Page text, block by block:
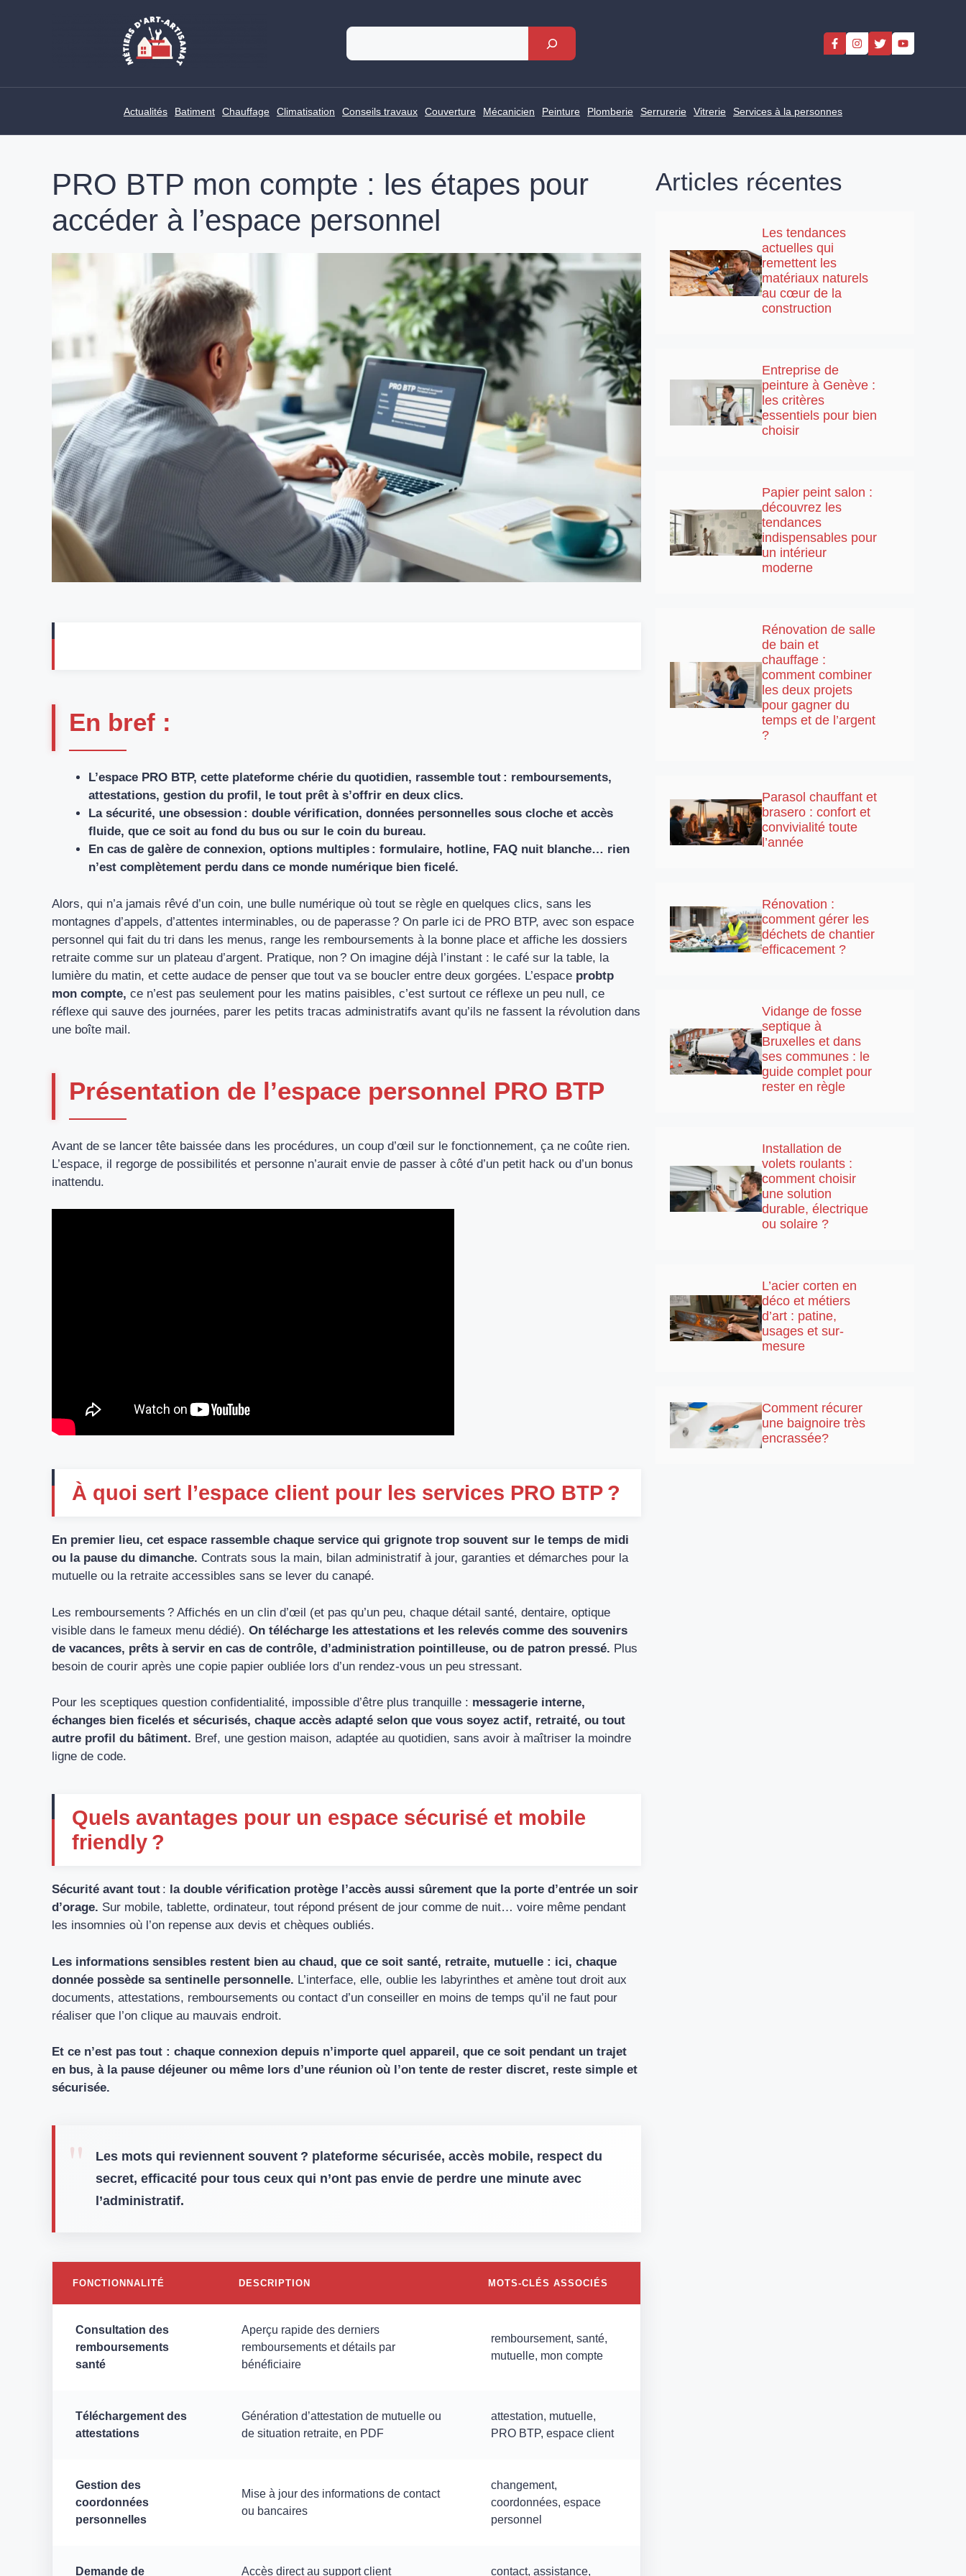
Rechercher
Actualités Batiment Chauffage Climatisation Conseils travaux Couverture Mécanicien Peinture Plomberie Serrurerie Vitrerie Services à la personnes
PRO BTP mon compte : les étapes pour
accéder à l’espace personnel
En bref :
L’espace PRO BTP, cette plateforme chérie du quotidien, rassemble tout : remboursements,
attestations, gestion du profil, le tout prêt à s’offrir en deux clics.
La sécurité, une obsession : double vérification, données personnelles sous cloche et accès
fluide, que ce soit au fond du bus ou sur le coin du bureau.
En cas de galère de connexion, options multiples : formulaire, hotline, FAQ nuit blanche… rien
n’est complètement perdu dans ce monde numérique bien ficelé.
Alors, qui n’a jamais rêvé d’un coin, une bulle numérique où tout se règle en quelques clics, sans les
montagnes d’appels, d’attentes interminables, ou de paperasse ? On parle ici de PRO BTP, avec son espace
personnel qui fait du tri dans les menus, range les remboursements à la bonne place et affiche les dossiers
retraite comme sur un plateau d’argent. Pratique, non ? On imagine déjà l’instant : le café sur la table, la
lumière du matin, et cette audace de penser que tout va se boucler entre deux gorgées. L’espace probtp
mon compte, ce n’est pas seulement pour les matins paisibles, c’est surtout ce réflexe un peu null, ce
réflexe qui sauve des journées, parer les petits tracas administratifs avant qu’ils ne fassent la révolution dans
une boîte mail.
Présentation de l’espace personnel PRO BTP
Avant de se lancer tête baissée dans les procédures, un coup d’œil sur le fonctionnement, ça ne coûte rien.
L’espace, il regorge de possibilités et personne n’aurait envie de passer à côté d’un petit hack ou d’un bonus
inattendu.
À quoi sert l’espace client pour les services PRO BTP ?
En premier lieu, cet espace rassemble chaque service qui grignote trop souvent sur le temps de midi
ou la pause du dimanche. Contrats sous la main, bilan administratif à jour, garanties et démarches pour la
mutuelle ou la retraite accessibles sans se lever du canapé.
Les remboursements ? Affichés en un clin d’œil (et pas qu’un peu, chaque détail santé, dentaire, optique
visible dans le fameux menu dédié). On télécharge les attestations et les relevés comme des souvenirs
de vacances, prêts à servir en cas de contrôle, d’administration pointilleuse, ou de patron pressé. Plus
besoin de courir après une copie papier oubliée lors d’un rendez-vous un peu stressant.
Pour les sceptiques question confidentialité, impossible d’être plus tranquille : messagerie interne,
échanges bien ficelés et sécurisés, chaque accès adapté selon que vous soyez actif, retraité, ou tout
autre profil du bâtiment. Bref, une gestion maison, adaptée au quotidien, sans avoir à maîtriser la moindre
ligne de code.
Quels avantages pour un espace sécurisé et mobile
friendly ?
Sécurité avant tout : la double vérification protège l’accès aussi sûrement que la porte d’entrée un soir
d’orage. Sur mobile, tablette, ordinateur, tout répond présent de jour comme de nuit… voire même pendant
les insomnies où l’on repense aux devis et chèques oubliés.
Les informations sensibles restent bien au chaud, que ce soit santé, retraite, mutuelle : ici, chaque
donnée possède sa sentinelle personnelle. L’interface, elle, oublie les labyrinthes et amène tout droit aux
documents, attestations, remboursements ou contact d’un conseiller en moins de temps qu’il ne faut pour
réaliser que l’on clique au mauvais endroit.
Et ce n’est pas tout : chaque connexion depuis n’importe quel appareil, que ce soit pendant un trajet
en bus, à la pause déjeuner ou même lors d’une réunion où l’on tente de rester discret, reste simple et
sécurisée.
Les mots qui reviennent souvent ? plateforme sécurisée, accès mobile, respect du
secret, efficacité pour tous ceux qui n’ont pas envie de perdre une minute avec
l’administratif.
FONCTIONNALITÉ DESCRIPTION MOTS-CLÉS ASSOCIÉS
Consultation des
remboursements
santé
Aperçu rapide des derniers
remboursements et détails par
bénéficiaire
remboursement, santé,
mutuelle, mon compte
Téléchargement des
attestations
Génération d’attestation de mutuelle ou
de situation retraite, en PDF
attestation, mutuelle,
PRO BTP, espace client
Gestion des
coordonnées
personnelles
Mise à jour des informations de contact
ou bancaires
changement,
coordonnées, espace
personnel
Demande de Accès direct au support client contact, assistance,
Articles récentes
Les tendances
actuelles qui
remettent les
matériaux naturels
au cœur de la
construction
Entreprise de
peinture à Genève :
les critères
essentiels pour bien
choisir
Papier peint salon :
découvrez les
tendances
indispensables pour
un intérieur
moderne
Rénovation de salle
de bain et
chauffage :
comment combiner
les deux projets
pour gagner du
temps et de l’argent
?
Parasol chauffant et
brasero : confort et
convivialité toute
l’année
Rénovation :
comment gérer les
déchets de chantier
efficacement ?
Vidange de fosse
septique à
Bruxelles et dans
ses communes : le
guide complet pour
rester en règle
Installation de
volets roulants :
comment choisir
une solution
durable, électrique
ou solaire ?
L’acier corten en
déco et métiers
d’art : patine,
usages et sur-
mesure
Comment récurer
une baignoire très
encrassée?